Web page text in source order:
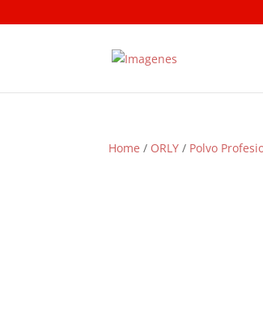
Home / ORLY / Polvo